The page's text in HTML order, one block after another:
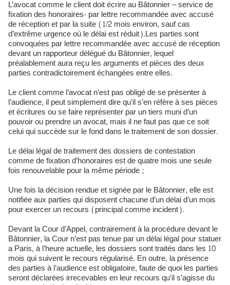
L’avocat comme le client doit écrire au Bâtonnier – service de
fixation des honoraires- par lettre recommandée avec accusé
de réception et par la suite (1/2 mois environ, sauf cas
d’extrême urgence où le délai est réduit).Les parties sont
convoquées par lettre recommandée avec accusé de réception
devant un rapporteur délégué du Bâtonnier, lequel
préalablement aura reçu les arguments et pièces des deux
parties contradictoirement échangées entre elles.
Le client comme l’avocat n’est pas obligé de se présenter à
l’audience, il peut simplement dire qu’il s’en réfère à ses pièces
et écritures ou se faire représenter par un tiers muni d’un
pouvoir ou prendre un avocat, mais il ne faut pas que ce soit
celui qui succède sur le fond dans le traitement de son dossier.
Le délai légal de traitement des dossiers de contestation
comme de fixation d’honoraires est de quatre mois une seule
fois renouvelable pour la même période ;
Une fois la décision rendue et signée par le Bâtonnier, elle est
notifiée aux parties qui disposent chacune d’un délai d’un mois
pour exercer un recours (principal comme incident).
Devant la Cour d’Appel, contrairement à la procédure devant le
Bâtonnier, la Cour n’est pas tenue par un délai légal pour statuer
a Paris, à l’heure actuelle, les dossiers sont traités dans les 10
mois qui suivent le recours régularisé. En outre, la présence
des parties à l’audience est obligatoire, faute de quoi les parties
seront déclarées irrecevables en leur recours qu’il s’agisse du